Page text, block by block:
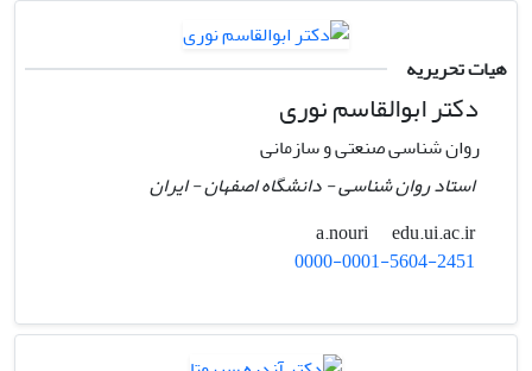
هیات تحریریه
دکتر ابوالقاسم نوری
روان شناسی صنعتی و سازمانی
استاد روان شناسی - دانشگاه اصفهان - ایران
a.nouri
edu.ui.ac.ir
0000-0001-5604-2451